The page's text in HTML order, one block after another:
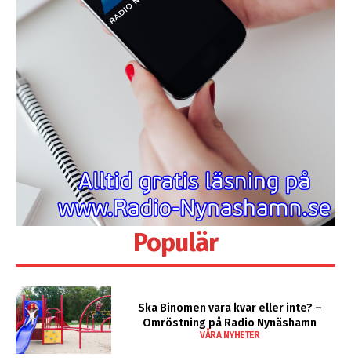
Populär
Ska Binomen vara kvar eller inte? –
Omröstning på Radio Nynäshamn
VÅRA NYHETER